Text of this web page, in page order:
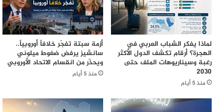
لماذا يفكر الشباب العربي في
الهجرة؟ أرقام تكشف الدول الأكثر
رغبة وسيناريوهات الملف حتى
2030
منذ 5 أيام
أزمة سبتة تفجّر خلافاً أوروبياً..
سانشيز يرفض ضغوط ميلوني
ويحذّر من انقسام الاتحاد الأوروبي
منذ 5 أيام